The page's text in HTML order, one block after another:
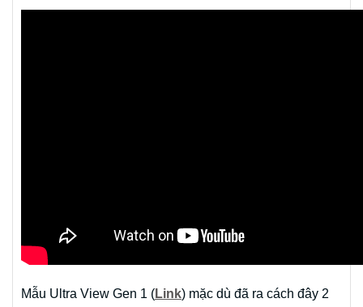
Mẫu Ultra View Gen 1 (Link) mặc dù đã ra cách đây 2